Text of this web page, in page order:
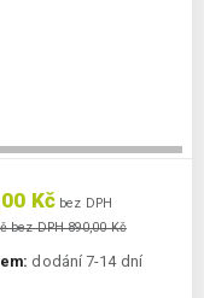
Kč bez DPH
bez DPH 890,00 Kč
dodání 7-14 dní